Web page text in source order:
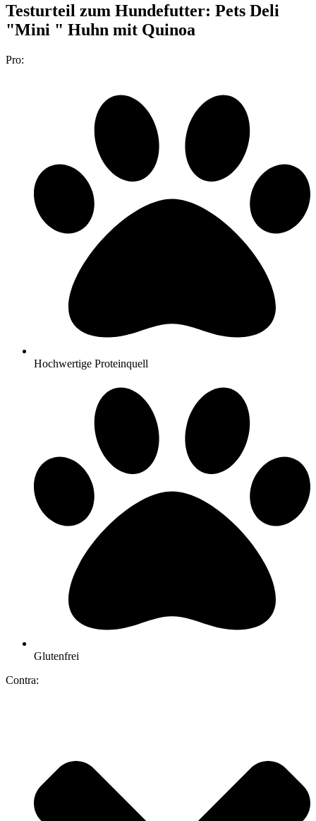
Testurteil zum Hundefutter: Pets Deli
"Mini " Huhn mit Quinoa
Pro:
Hochwertige Proteinquell
Glutenfrei
Contra: